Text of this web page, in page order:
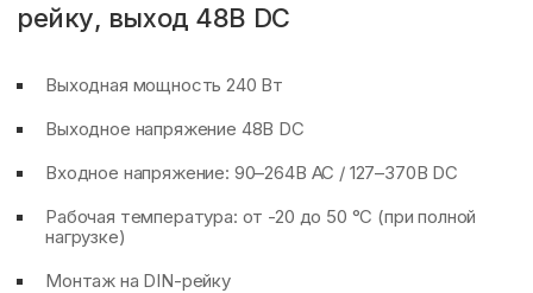
рейку, выход 48В DC
Выходная мощность 240 Вт
Выходное напряжение 48В DC
Входное напряжение: 90–264В AC / 127–370В DC
Рабочая температура: от -20 до 50 °C (при полной
нагрузке)
Монтаж на DIN-рейку